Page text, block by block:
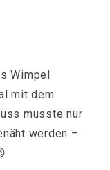
Wimpel
mit dem
musste nur
werden –